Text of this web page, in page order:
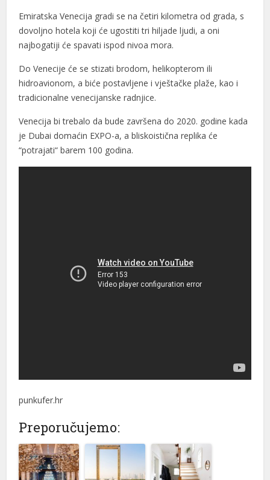
Emiratska Venecija gradi se na četiri kilometra od grada, s
dovoljno hotela koji će ugostiti tri hiljade ljudi, a oni
najbogatiji će spavati ispod nivoa mora.
Do Venecije će se stizati brodom, helikopterom ili
hidroavionom, a biće postavljene i vještačke plaže, kao i
tradicionalne venecijanske radnjice.
Venecija bi trebalo da bude završena do 2020. godine kada
je Dubai domaćin EXPO-a, a bliskoistična replika će
“potrajati“ barem 100 godina.
punkufer.hr
Preporučujemo: